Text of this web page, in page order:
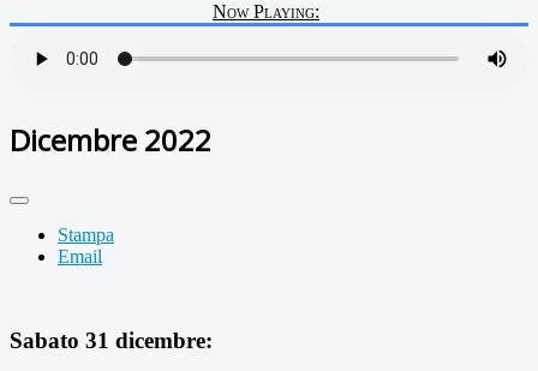
Now Playing:
Dicembre 2022
Stampa
Email
Sabato 31 dicembre: